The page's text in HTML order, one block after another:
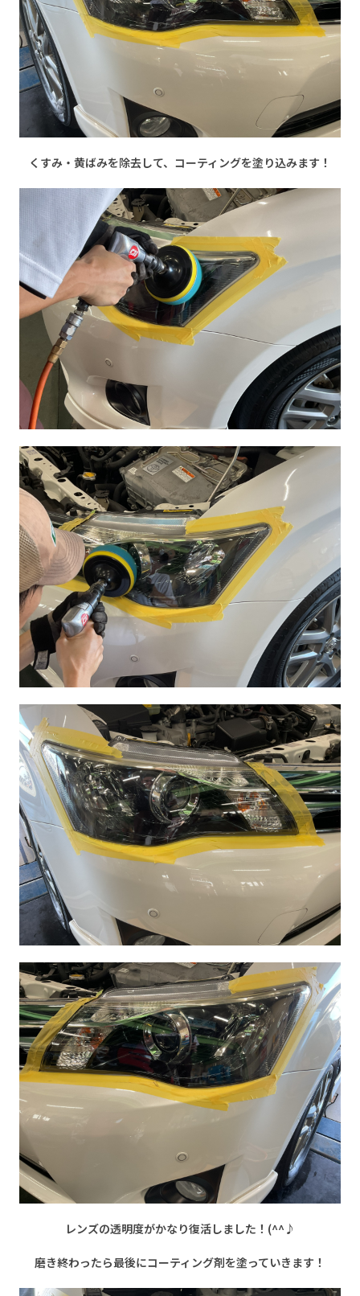
くすみ・黄ばみを除去して、コーティングを塗り込みます！
レンズの透明度がかなり復活しました！ (^^♪
磨き終わったら最後にコーティング剤を塗っていきます！